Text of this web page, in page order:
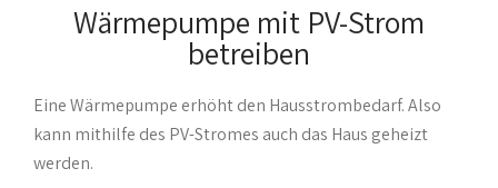
Wärmepumpe mit PV-Strom
betreiben
Eine Wärmepumpe erhöht den Hausstrombedarf. Also
kann mithilfe des PV-Stromes auch das Haus geheizt
werden.